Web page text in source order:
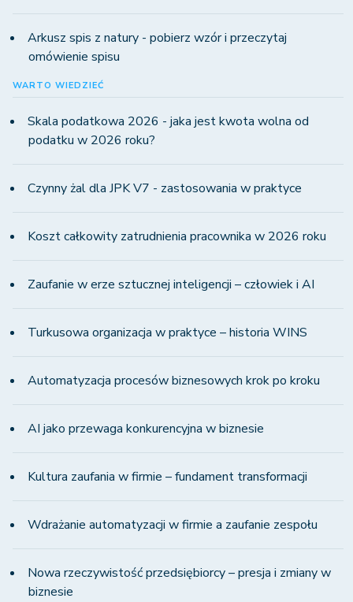
Arkusz spis z natury - pobierz wzór i przeczytaj
omówienie spisu
WARTO WIEDZIEĆ
Skala podatkowa 2026 - jaka jest kwota wolna od
podatku w 2026 roku?
Czynny żal dla JPK V7 - zastosowania w praktyce
Koszt całkowity zatrudnienia pracownika w 2026 roku
Zaufanie w erze sztucznej inteligencji – człowiek i AI
Turkusowa organizacja w praktyce – historia WINS
Automatyzacja procesów biznesowych krok po kroku
AI jako przewaga konkurencyjna w biznesie
Kultura zaufania w firmie – fundament transformacji
Wdrażanie automatyzacji w firmie a zaufanie zespołu
Nowa rzeczywistość przedsiębiorcy – presja i zmiany w
biznesie